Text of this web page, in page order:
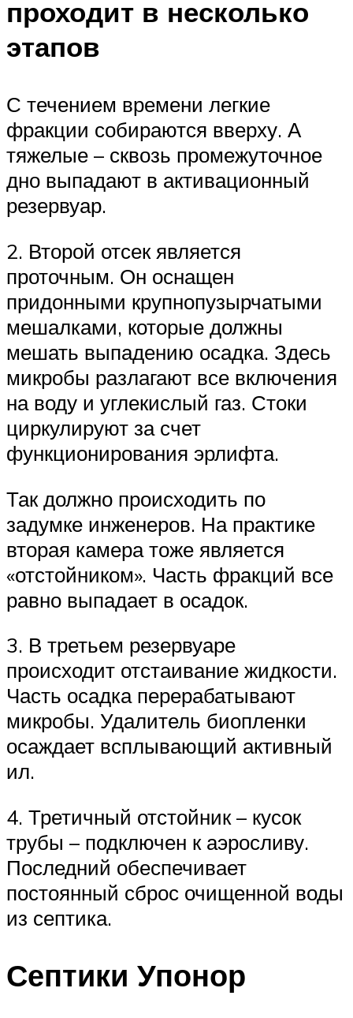
проходит в несколько
этапов
С течением времени легкие
фракции собираются вверху. А
тяжелые – сквозь промежуточное
дно выпадают в активационный
резервуар.
2. Второй отсек является
проточным. Он оснащен
придонными крупнопузырчатыми
мешалками, которые должны
мешать выпадению осадка. Здесь
микробы разлагают все включения
на воду и углекислый газ. Стоки
циркулируют за счет
функционирования эрлифта.
Так должно происходить по
задумке инженеров. На практике
вторая камера тоже является
«отстойником». Часть фракций все
равно выпадает в осадок.
3. В третьем резервуаре
происходит отстаивание жидкости.
Часть осадка перерабатывают
микробы. Удалитель биопленки
осаждает всплывающий активный
ил.
4. Третичный отстойник – кусок
трубы – подключен к аэросливу.
Последний обеспечивает
постоянный сброс очищенной воды
из септика.
Септики Упонор